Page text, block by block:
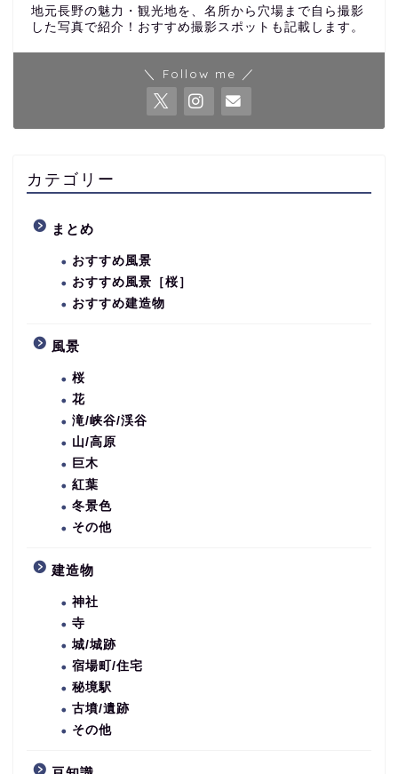
地元長野の魅力・観光地を、名所から穴場まで自ら撮影
した写真で紹介！おすすめ撮影スポットも記載します。
＼ Follow me ／
カテゴリー
まとめ
おすすめ風景
おすすめ風景［桜］
おすすめ建造物
風景
桜
花
滝/峡谷/渓谷
山/高原
巨木
紅葉
冬景色
その他
建造物
神社
寺
城/城跡
宿場町/住宅
秘境駅
古墳/遺跡
その他